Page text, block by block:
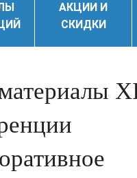
АКЦИИ И
СКИДКИ